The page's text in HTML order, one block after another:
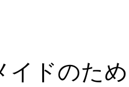
イドのた